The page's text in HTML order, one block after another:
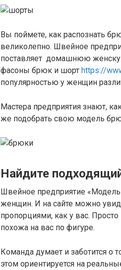
Вы поймете, как распознать
великолепно. Швейное
поставляет домашнюю
фасоны брюк и шорт https://
популярностью у женщин
Мастера предприятия знают,
же подобрать свою модель
Найдите
Швейное предприятие
женщин. И на сайте можно
пропорциями, как у вас.
похожа на вас по фигуре.
Команда думает и заботится
этом ориентируется на